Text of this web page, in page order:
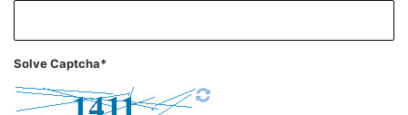
Solve Captcha*